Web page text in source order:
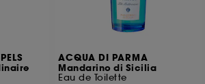
ACQUA DI PARMA
Mandarino di Sicilia
Eau de Toilette